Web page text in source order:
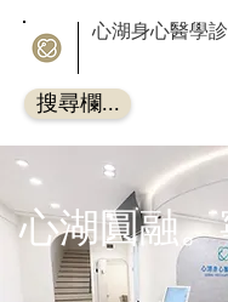
心湖身心醫學
搜尋欄...
心湖圓融